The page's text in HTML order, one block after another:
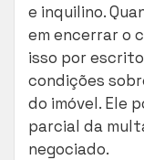
e inquilino.
em encerrar o
isso por
condições
do imóvel. Ele
parcial da
negociado.